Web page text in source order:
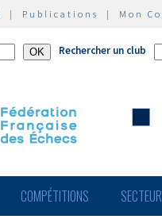
| Publications | Mon
Rechercher un club
COMPÉTITIONS